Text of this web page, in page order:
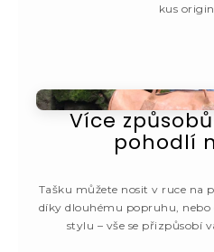
kus
Více
pohodlí
Tašku můžete nosit v ruce na
díky dlouhému popruhu, nebo
stylu – vše se přizpůsobí